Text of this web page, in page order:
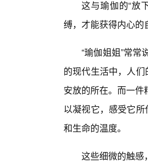
这与瑜伽的“放
缚，才能获得内心
“瑜伽姐姐”常常
的现代生活中，人
安放的所在。而一件
以凝视它，感受它
和生命的温度。
这些细微的触感